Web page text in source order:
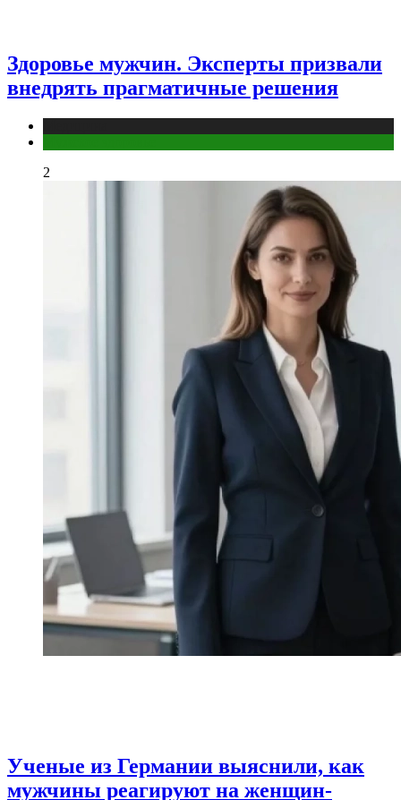
Здоровье мужчин. Эксперты призвали
внедрять прагматичные решения
2
Ученые из Германии выяснили, как
мужчины реагируют на женщин-